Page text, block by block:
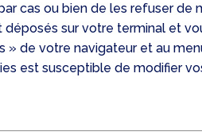
cas ou bien de les refuser
déposés sur votre terminal et
» de votre navigateur et au
est susceptible de modifier